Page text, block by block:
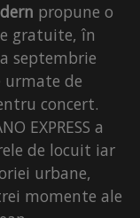
propune o
gratuite, în
septembrie
urmate de
concert.
EXPRESS a
de locuit iar
urbane,
momente ale